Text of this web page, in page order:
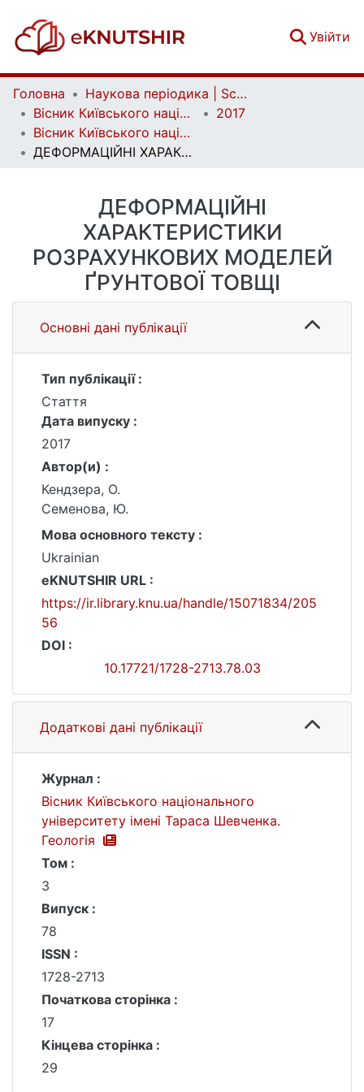
Увійти
Головна
Наукова періодика | Scientific periodicals
Вісник Київського національного університету імені Тараса Шевченка. Геологія | Visnyk of Taras Shevchenko National University of Kyiv. Geology
2017
Вісник Київського національного університету імені Тараса Шевченка. Геологія. 3(78)
ДЕФОРМАЦІЙНІ ХАРАКТЕРИСТИКИ РОЗРАХУНКОВИХ МОДЕЛЕЙ ҐРУНТОВОЇ ТОВЩІ
ДЕФОРМАЦІЙНІ
ХАРАКТЕРИСТИКИ
РОЗРАХУНКОВИХ МОДЕЛЕЙ
ҐРУНТОВОЇ ТОВЩІ
Основні дані публікації
Тип публікації :
Стаття
Дата випуску :
2017
Автор(и) :
Кендзера, О.
Семенова, Ю.
Мова основного тексту :
Ukrainian
eKNUTSHIR URL :
https://ir.library.knu.ua/handle/15071834/205
56
DOI :
10.17721/1728-2713.78.03
Додаткові дані публікації
Журнал :
Вісник Київського національного
університету імені Тараса Шевченка.
Геологія
Том :
3
Випуск :
78
ISSN :
1728-2713
Початкова сторінка :
17
Кінцева сторінка :
29